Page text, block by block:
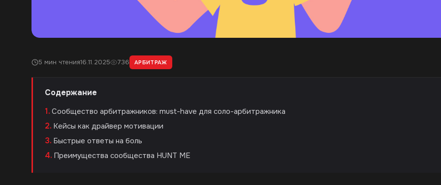
5 мин чтения16.11.2025 736 АРБИТРАЖ
Содержание
Сообщество арбитражников: must-have для соло-арбитражника
Кейсы как драйвер мотивации
Быстрые ответы на боль
Преимущества сообщества HUNT ME